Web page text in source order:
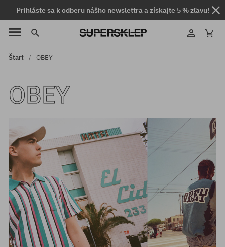
Prihláste sa k odberu nášho newslettra a získajte 5 % zľavu!
Štart OBEY
OBEY